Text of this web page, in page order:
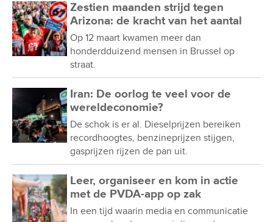
Zestien maanden strijd tegen
Arizona: de kracht van het aantal
Op 12 maart kwamen meer dan
honderdduizend mensen in Brussel op
straat.
Iran: De oorlog te veel voor de
wereldeconomie?
De schok is er al. Dieselprijzen bereiken
recordhoogtes, benzineprijzen stijgen,
gasprijzen rijzen de pan uit.
Leer, organiseer en kom in actie
met de PVDA-app op zak
In een tijd waarin media en communicatie